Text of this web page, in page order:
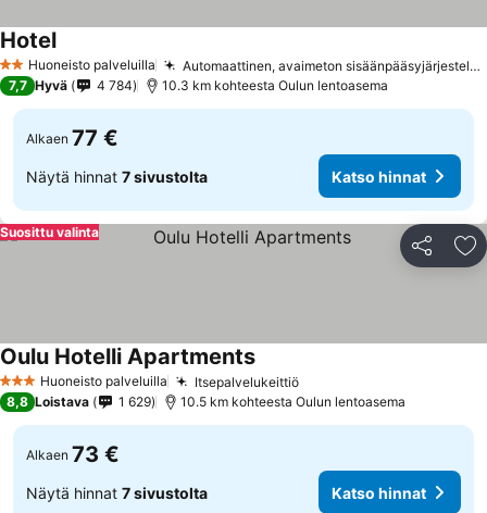
2 Tähtiluokitus
Huoneisto palveluilla Automaattinen, avaimeton sisäänpääsyjärjestelmä
Hotel
7,7 Hyvä 4 784 10.3 km kohteesta Oulun lentoasema
Alkaen 77 €
Näytä hinnat 7 sivustolta Katso hinnat
Jaa
Suosittu valinta
3 Tähtiluokitus
Huoneisto palveluilla Itsepalvelukeittiö
Oulu Hotelli Apartments
8,8 Loistava 1 629 10.5 km kohteesta Oulun lentoasema
Alkaen 73 €
Näytä hinnat 7 sivustolta Katso hinnat